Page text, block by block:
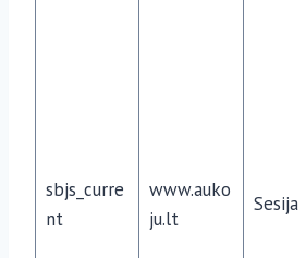
sbjs_curre
nt
www.auko
ju.lt
Sesija